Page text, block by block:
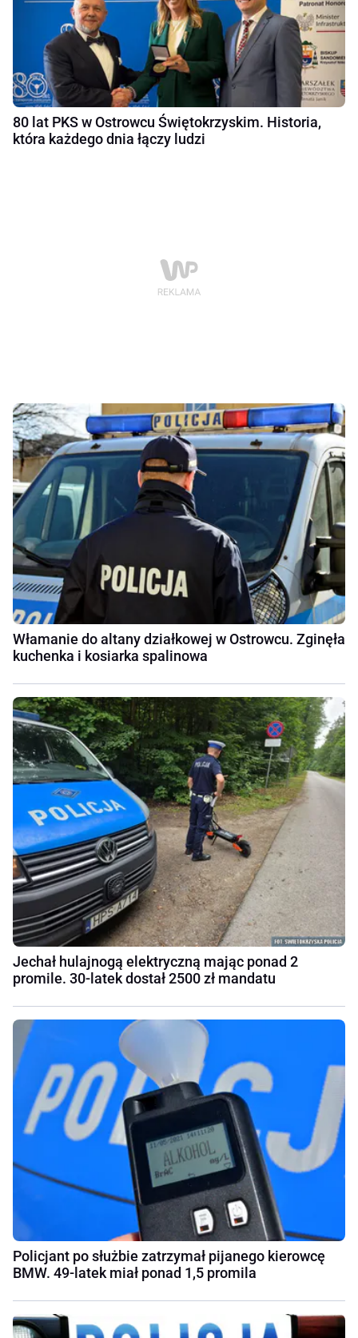
80 lat PKS w Ostrowcu Świętokrzyskim. Historia,
która każdego dnia łączy ludzi
Włamanie do altany działkowej w Ostrowcu. Zginęła
kuchenka i kosiarka spalinowa
Jechał hulajnogą elektryczną mając ponad 2
promile. 30-latek dostał 2500 zł mandatu
Policjant po służbie zatrzymał pijanego kierowcę
BMW. 49-latek miał ponad 1,5 promila